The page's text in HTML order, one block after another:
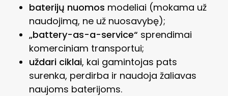
baterijų nuomos modeliai (mokama už
naudojimą, ne už nuosavybę);
„battery-as-a-service“ sprendimai
komerciniam transportui;
uždari ciklai, kai gamintojas pats
surenka, perdirba ir naudoja žaliavas
naujoms baterijoms.